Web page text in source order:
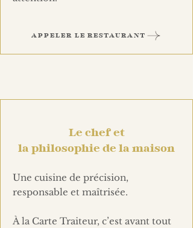
APPELER LE RESTAURANT
Le chef et
la philosophie de la maison
Une cuisine de précision,
responsable et maîtrisée.
À la Carte Traiteur, c’est avant tout